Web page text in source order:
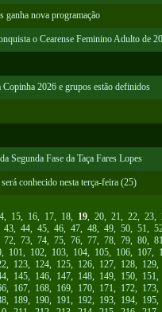
ganha nova programação
o Cearense Feminino Adulto de
2026 e grupos estão definidos
Segunda Fase da Taça Fares Lopes
conhecido nesta terça-feira (25)
, 15, 16, 17, 18, 19, 20, 21, 22, 23,
43, 44, 45, 46, 47, 48, 49, 50, 51,
72, 73, 74, 75, 76, 77, 78, 79, 80,
, 101, 102, 103, 104, 105, 106, 107,
, 123, 124, 125, 126, 127, 128, 129
, 145, 146, 147, 148, 149, 150, 151
, 167, 168, 169, 170, 171, 172, 173
, 189, 190, 191, 192, 193, 194, 195